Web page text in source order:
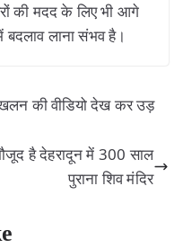
की मदद के लिए भी आगे
लाना संभव है।
की वीडियो देख कर उड़
है देहरादून में 300 साल
पुराना शिव मंदिर